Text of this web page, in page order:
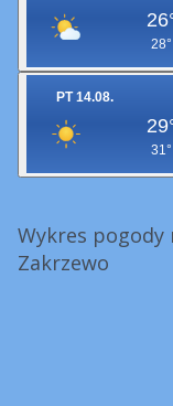
PT 14.08.
Wykres pogody
Zakrzewo